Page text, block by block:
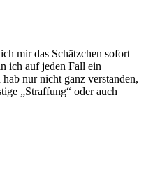
mir das Schätzchen sofort
ich auf jeden Fall ein
nur nicht ganz verstanden,
„Straffung“ oder auch